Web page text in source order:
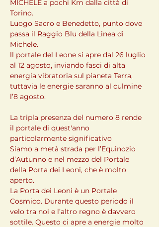
MICHELE a pochi Km dalla città di
Torino.
Luogo Sacro e Benedetto, punto dove
passa il Raggio Blu della Linea di
Michele.
ll portale del Leone si apre dal 26 luglio
al 12 agosto, inviando fasci di alta
energia vibratoria sul pianeta Terra,
tuttavia le energie saranno al culmine
l’8 agosto.
La tripla presenza del numero 8 rende
il portale di quest'anno
particolarmente significativo
Siamo a metà strada per l’Equinozio
d’Autunno e nel mezzo del Portale
della Porta dei Leoni, che è molto
aperto.
La Porta dei Leoni è un Portale
Cosmico. Durante questo periodo il
velo tra noi e l’altro regno è davvero
sottile. Questo ci apre a energie molto